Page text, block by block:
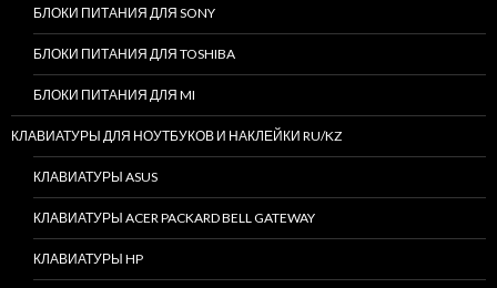
БЛОКИ ПИТАНИЯ ДЛЯ SONY
БЛОКИ ПИТАНИЯ ДЛЯ TOSHIBA
БЛОКИ ПИТАНИЯ ДЛЯ MI
КЛАВИАТУРЫ ДЛЯ НОУТБУКОВ И НАКЛЕЙКИ RU/KZ
КЛАВИАТУРЫ ASUS
КЛАВИАТУРЫ ACER PACKARD BELL GATEWAY
КЛАВИАТУРЫ HP